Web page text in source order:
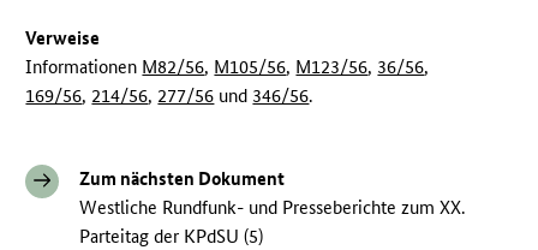
Verweise
Informationen M82/56, M105/56, M123/56, 36/56,
169/56, 214/56, 277/56 und 346/56.
Zum nächsten Dokument
Westliche Rundfunk- und Presseberichte zum XX.
Parteitag der KPdSU (5)